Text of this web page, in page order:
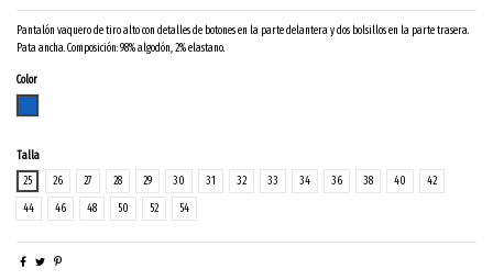
Pantalón vaquero de tiro alto con detalles de botones en la parte delantera y dos bolsillos en la parte trasera.
Pata ancha. Composición: 98% algodón, 2% elastano.
Color
Talla
25
26 27 28 29 30 31 32 33 34 36 38 40 42
44 46 48 50 52 54